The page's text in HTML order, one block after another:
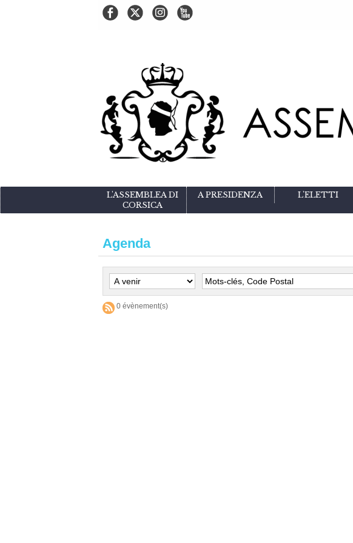
L'ASSEMBLEA DI
CORSICA
A PRESIDENZA L'ELETTI
Agenda
0 évènement(s)